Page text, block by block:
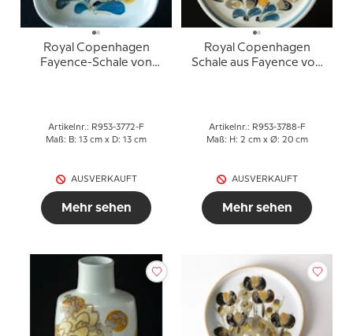
Royal Copenhagen
Fayence-Schale von
Artikelnr.: R953-3772-F
Maß: B: 13 cm x D: 13 cm
AUSVERKAUFT
Mehr sehen
Royal Copenhagen
Schale aus Fayence von
Artikelnr.: R953-3788-F
Maß: H: 2 cm x Ø: 20 cm
AUSVERKAUFT
Mehr sehen